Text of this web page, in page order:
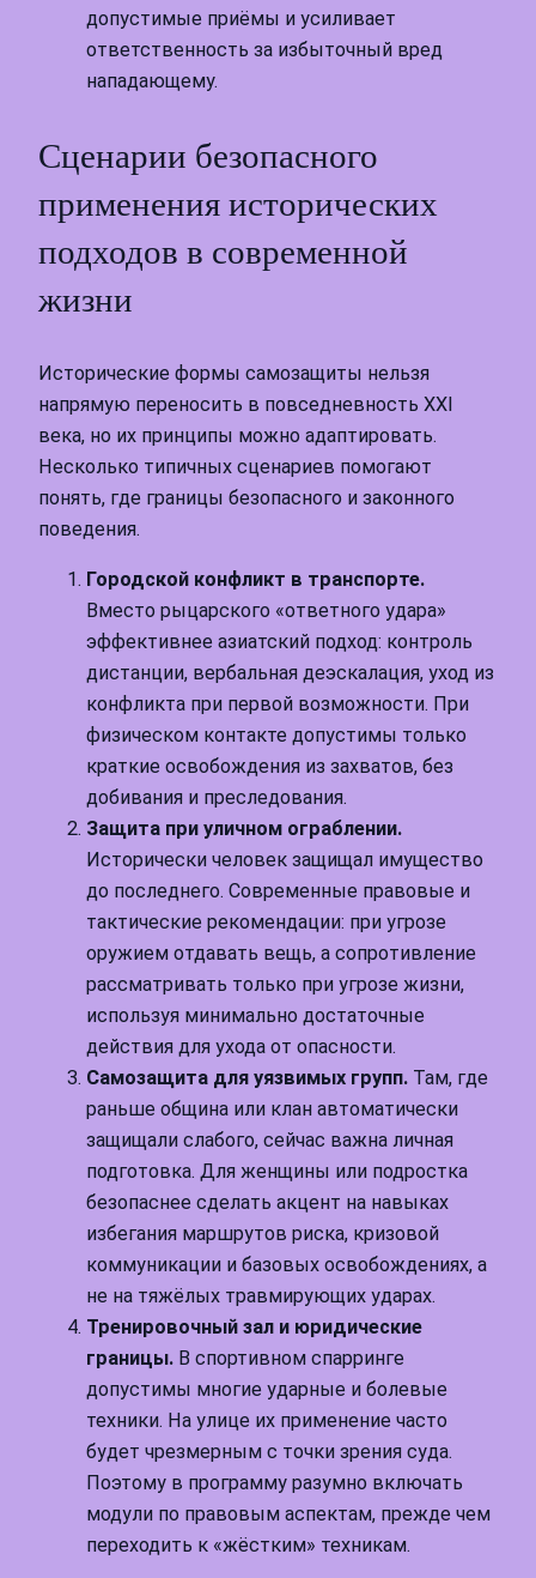
допустимые приёмы и усиливает
ответственность за избыточный вред
нападающему.
Сценарии безопасного
применения исторических
подходов в современной
жизни
Исторические формы самозащиты нельзя
напрямую переносить в повседневность XXI
века, но их принципы можно адаптировать.
Несколько типичных сценариев помогают
понять, где границы безопасного и законного
поведения.
Городской конфликт в транспорте.
Вместо рыцарского «ответного удара»
эффективнее азиатский подход: контроль
дистанции, вербальная деэскалация, уход из
конфликта при первой возможности. При
физическом контакте допустимы только
краткие освобождения из захватов, без
добивания и преследования.
Защита при уличном ограблении.
Исторически человек защищал имущество
до последнего. Современные правовые и
тактические рекомендации: при угрозе
оружием отдавать вещь, а сопротивление
рассматривать только при угрозе жизни,
используя минимально достаточные
действия для ухода от опасности.
Самозащита для уязвимых групп. Там, где
раньше община или клан автоматически
защищали слабого, сейчас важна личная
подготовка. Для женщины или подростка
безопаснее сделать акцент на навыках
избегания маршрутов риска, кризовой
коммуникации и базовых освобождениях, а
не на тяжёлых травмирующих ударах.
Тренировочный зал и юридические
границы. В спортивном спарринге
допустимы многие ударные и болевые
техники. На улице их применение часто
будет чрезмерным с точки зрения суда.
Поэтому в программу разумно включать
модули по правовым аспектам, прежде чем
переходить к «жёстким» техникам.